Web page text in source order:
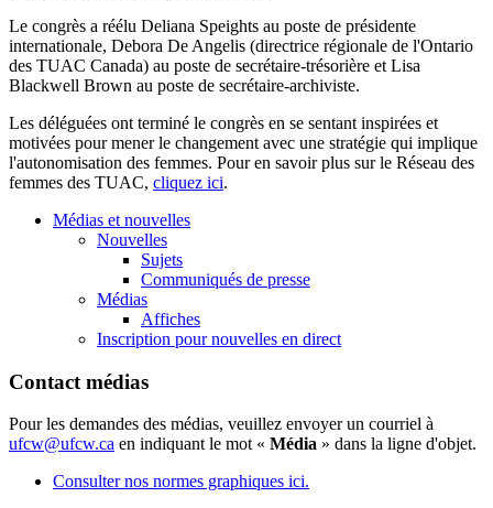
Le congrès a réélu Deliana Speights au poste de présidente
internationale, Debora De Angelis (directrice régionale de l'Ontario
des TUAC Canada) au poste de secrétaire-trésorière et Lisa
Blackwell Brown au poste de secrétaire-archiviste.
Les déléguées ont terminé le congrès en se sentant inspirées et
motivées pour mener le changement avec une stratégie qui implique
l'autonomisation des femmes. Pour en savoir plus sur le Réseau des
femmes des TUAC, cliquez ici.
Médias et nouvelles
Nouvelles
Sujets
Communiqués de presse
Médias
Affiches
Inscription pour nouvelles en direct
Contact médias
Pour les demandes des médias, veuillez envoyer un courriel à
ufcw@ufcw.ca en indiquant le mot « Média » dans la ligne d'objet.
Consulter nos normes graphiques ici.